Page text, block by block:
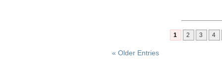
1 2 3 4
« Older Entries